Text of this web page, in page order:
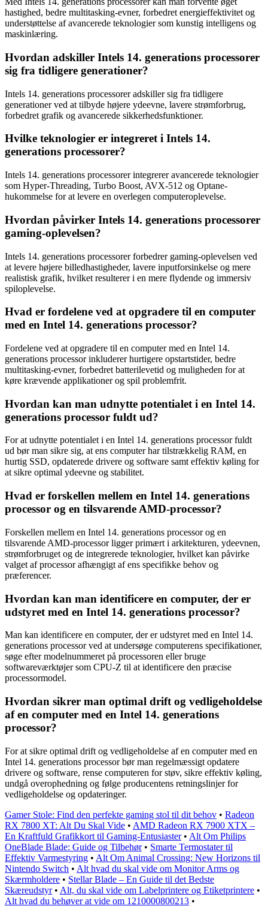
hastighed, bedre multitasking-evner, forbedret energieffektivitet og
understøttelse af avancerede teknologier som kunstig intelligens og
maskinlæring.
Hvordan adskiller Intels 14. generations processorer
sig fra tidligere generationer?
Intels 14. generations processorer adskiller sig fra tidligere
generationer ved at tilbyde højere ydeevne, lavere strømforbrug,
forbedret grafik og avancerede sikkerhedsfunktioner.
Hvilke teknologier er integreret i Intels 14.
generations processorer?
Intels 14. generations processorer integrerer avancerede teknologier
som Hyper-Threading, Turbo Boost, AVX-512 og Optane-
hukommelse for at levere en overlegen computeroplevelse.
Hvordan påvirker Intels 14. generations processorer
gaming-oplevelsen?
Intels 14. generations processorer forbedrer gaming-oplevelsen ved
at levere højere billedhastigheder, lavere inputforsinkelse og mere
realistisk grafik, hvilket resulterer i en mere flydende og immersiv
spiloplevelse.
Hvad er fordelene ved at opgradere til en computer
med en Intel 14. generations processor?
Fordelene ved at opgradere til en computer med en Intel 14.
generations processor inkluderer hurtigere opstartstider, bedre
multitasking-evner, forbedret batterilevetid og muligheden for at
køre krævende applikationer og spil problemfrit.
Hvordan kan man udnytte potentialet i en Intel 14.
generations processor fuldt ud?
For at udnytte potentialet i en Intel 14. generations processor fuldt
ud bør man sikre sig, at ens computer har tilstrækkelig RAM, en
hurtig SSD, opdaterede drivere og software samt effektiv køling for
at sikre optimal ydeevne og stabilitet.
Hvad er forskellen mellem en Intel 14. generations
processor og en tilsvarende AMD-processor?
Forskellen mellem en Intel 14. generations processor og en
tilsvarende AMD-processor ligger primært i arkitekturen, ydeevnen,
strømforbruget og de integrerede teknologier, hvilket kan påvirke
valget af processor afhængigt af ens specifikke behov og
præferencer.
Hvordan kan man identificere en computer, der er
udstyret med en Intel 14. generations processor?
Man kan identificere en computer, der er udstyret med en Intel 14.
generations processor ved at undersøge computerens specifikationer,
søge efter modelnummeret på processoren eller bruge
softwareværktøjer som CPU-Z til at identificere den præcise
processormodel.
Hvordan sikrer man optimal drift og vedligeholdelse
af en computer med en Intel 14. generations
processor?
For at sikre optimal drift og vedligeholdelse af en computer med en
Intel 14. generations processor bør man regelmæssigt opdatere
drivere og software, rense computeren for støv, sikre effektiv køling,
undgå overophedning og følge producentens retningslinjer for
vedligeholdelse og opdateringer.
Gamer Stole: Find den perfekte gaming stol til dit behov • Radeon
RX 7800 XT: Alt Du Skal Vide • AMD Radeon RX 7900 XTX –
En Kraftfuld Grafikkort til Gaming-Entusiaster• Alt Om Philips
OneBlade Blade: Guide og Tilbehør• Smarte Termostater til
Effektiv Varmestyring • Alt Om Animal Crossing: New Horizons til
Nintendo Switch • Alt hvad du skal vide om Monitor Arms og
Skærmholdere • Stellar Blade – En Guide til det Bedste
Skæreudstyr• Alt, du skal vide om Labelprintere og Etiketprintere •
Alt hvad du behøver at vide om 1210000800213 •